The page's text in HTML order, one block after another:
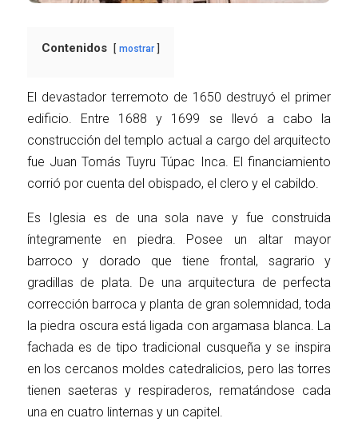
Contenidos mostrar
El devastador terremoto de 1650 destruyó el primer
edificio. Entre 1688 y 1699 se llevó a cabo la
construcción del templo actual a cargo del arquitecto
fue Juan Tomás Tuyru Túpac Inca. El financiamiento
corrió por cuenta del obispado, el clero y el cabildo.
Es Iglesia es de una sola nave y fue construida
íntegramente en piedra. Posee un altar mayor
barroco y dorado que tiene frontal, sagrario y
gradillas de plata. De una arquitectura de perfecta
corrección barroca y planta de gran solemnidad, toda
la piedra oscura está ligada con argamasa blanca. La
fachada es de tipo tradicional cusqueña y se inspira
en los cercanos moldes catedralicios, pero las torres
tienen saeteras y respiraderos, rematándose cada
una en cuatro linternas y un capitel.